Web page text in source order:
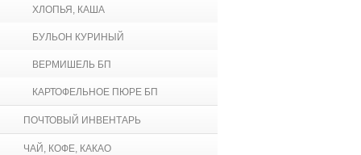
ХЛОПЬЯ, КАША
БУЛЬОН КУРИНЫЙ
ВЕРМИШЕЛЬ БП
КАРТОФЕЛЬНОЕ ПЮРЕ БП
ПОЧТОВЫЙ ИНВЕНТАРЬ
ЧАЙ, КОФЕ, КАКАО